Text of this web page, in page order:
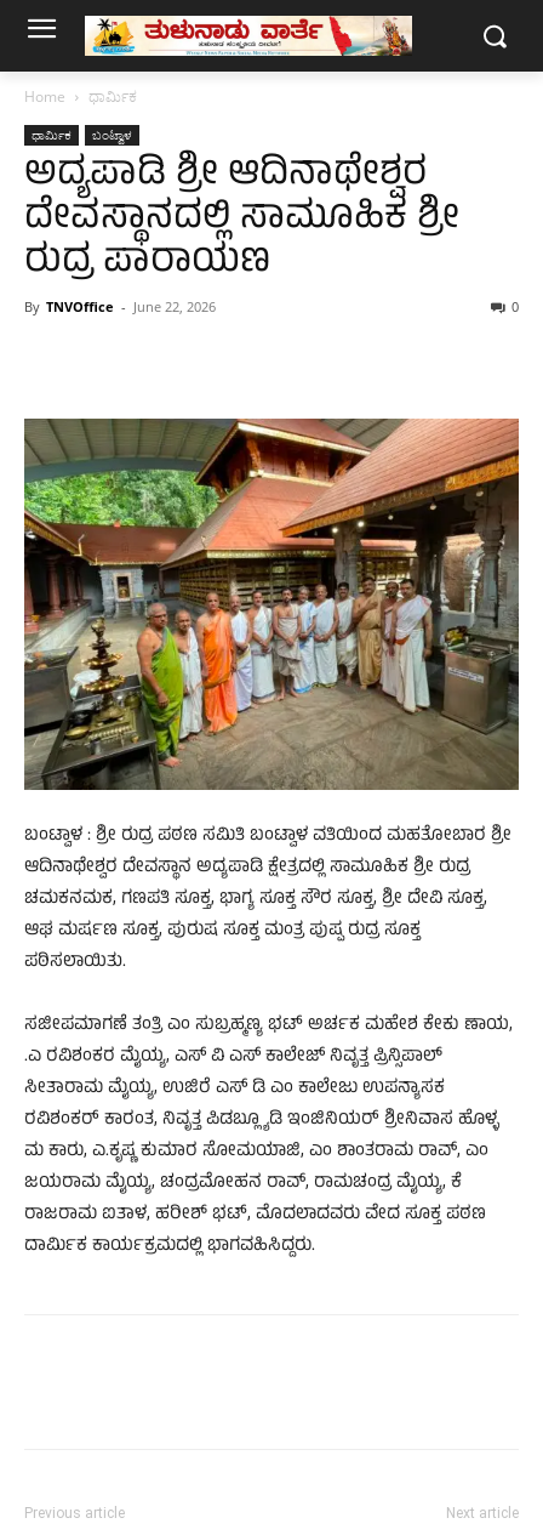
Home ಧಾರ್ಮಿಕ
ಧಾರ್ಮಿಕ ಬಂಟ್ವಾಳ
ಅದ್ಯಪಾಡಿ ಶ್ರೀ ಆದಿನಾಥೇಶ್ವರ
ದೇವಸ್ಥಾನದಲ್ಲಿ ಸಾಮೂಹಿಕ ಶ್ರೀ
ರುದ್ರ ಪಾರಾಯಣ
By TNVOffice - June 22, 2026 0
ಬಂಟ್ವಾಳ : ಶ್ರೀ ರುದ್ರ ಪಠಣ ಸಮಿತಿ ಬಂಟ್ವಾಳ ವತಿಯಿಂದ ಮಹತೋಬಾರ ಶ್ರೀ
ಆದಿನಾಥೇಶ್ವರ ದೇವಸ್ಥಾನ ಅದ್ಯಪಾಡಿ ಕ್ಷೇತ್ರದಲ್ಲಿ ಸಾಮೂಹಿಕ ಶ್ರೀ ರುದ್ರ
ಚಮಕನಮಕ, ಗಣಪತಿ ಸೂಕ್ತ, ಭಾಗ್ಯ ಸೂಕ್ತ ಸೌರ ಸೂಕ್ತ, ಶ್ರೀ ದೇವಿ ಸೂಕ್ತ,
ಆಘ ಮಷ೯ಣ ಸೂಕ್ತ, ಪುರುಷ ಸೂಕ್ತ ಮಂತ್ರ ಪುಷ್ಪ ರುದ್ರ ಸೂಕ್ತ
ಪಠಿಸಲಾಯಿತು.
ಸಜೀಪಮಾಗಣೆ ತಂತ್ರಿ ಎಂ ಸುಬ್ರಹ್ಮಣ್ಯ ಭಟ್ ಅರ್ಚಕ ಮಹೇಶ ಕೇಕು ಣಾಯ,
.ಎ ರವಿಶಂಕರ ಮೈಯ್ಯ, ಎಸ್ ವಿ ಎಸ್ ಕಾಲೇಜ್ ನಿವೃತ್ತ ಪ್ರಿನ್ಸಿಪಾಲ್
ಸೀತಾರಾಮ ಮೈಯ್ಯ, ಉಜಿರೆ ಎಸ್ ಡಿ ಎಂ ಕಾಲೇಜು ಉಪನ್ಯಾಸಕ
ರವಿಶಂಕರ್ ಕಾರಂತ, ನಿವೃತ್ತ ಪಿಡಬ್ಲ್ಯೂಡಿ ಇಂಜಿನಿಯರ್ ಶ್ರೀನಿವಾಸ ಹೊಳ್ಳ
ಮ ಕಾರು, ಎ.ಕೃಷ್ಣ ಕುಮಾರ ಸೋಮಯಾಜಿ, ಎಂ ಶಾಂತರಾಮ ರಾವ್, ಎಂ
ಜಯರಾಮ ಮೈಯ್ಯ, ಚಂದ್ರಮೋಹನ ರಾವ್, ರಾಮಚಂದ್ರ ಮೈಯ್ಯ, ಕೆ
ರಾಜರಾಮ ಐತಾಳ, ಹರೀಶ್ ಭಟ್, ಮೊದಲಾದವರು ವೇದ ಸೂಕ್ತ ಪಠಣ
ದಾರ್ಮಿಕ ಕಾರ್ಯಕ್ರಮದಲ್ಲಿ ಭಾಗವಹಿಸಿದ್ದರು.
Previous article Next article